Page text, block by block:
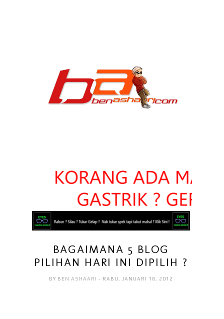
BAGAIMANA 5 BLOG
PILIHAN HARI INI DIPILIH ?
BY BEN ASHAARI- RABU, JANUARI 18, 2012